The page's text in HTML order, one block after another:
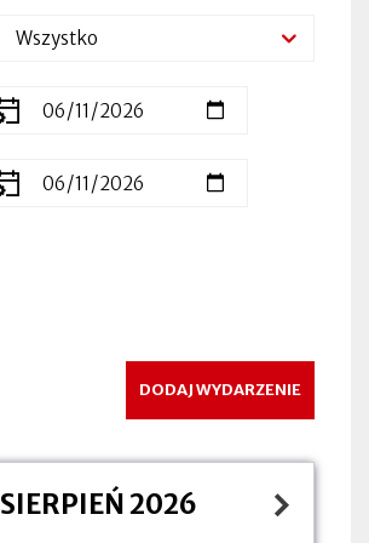
DODAJ WYDARZENIE
SIERPIEŃ 2026